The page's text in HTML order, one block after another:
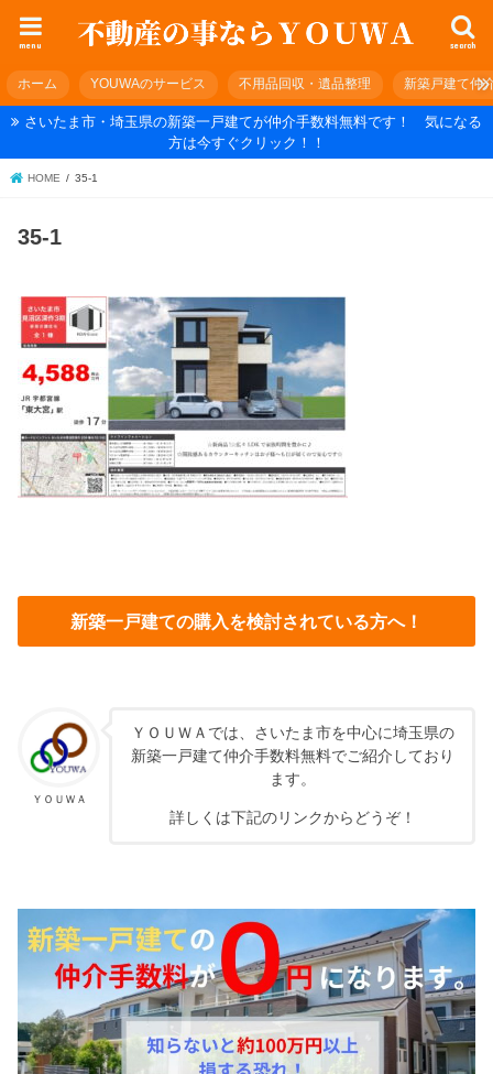
search
menu
ホーム YOUWAのサービス 不用品回収・遺品整理 新築戸建て仲
さいたま市・埼玉県の新築一戸建てが仲介手数料無料です！ 気になる
方は今すぐクリック！！
HOME 35-1
35-1
新築一戸建ての購入を検討されている方へ！
ＹＯＵＷＡ
ＹＯＵＷＡでは、さいたま市を中心に埼玉県の
新築一戸建て仲介手数料無料でご紹介しており
ます。
詳しくは下記のリンクからどうぞ！